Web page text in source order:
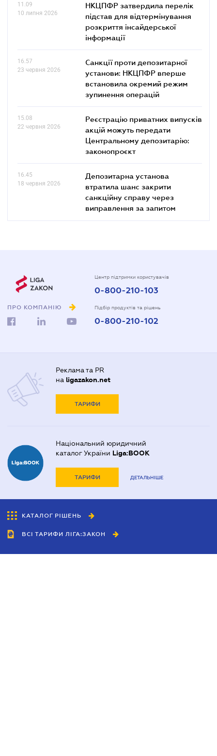
11.09
10 липня 2026
НКЦПФР затвердила перелік
підстав для відтермінування
розкриття інсайдерської
інформації
16.57
23 червня 2026
Санкції проти депозитарної
установи: НКЦПФР вперше
встановила окремий режим
зупинення операцій
15.08
22 червня 2026
Реєстрацію приватних випусків
акцій можуть передати
Центральному депозитарію:
законопроєкт
16.45
18 червня 2026
Депозитарна установа
втратила шанс закрити
санкційну справу через
виправлення за запитом
ПРО КОМПАНІЮ
Центр підтримки користувачів
0-800-210-103
Підбір продуктів та рішень
0-800-210-102
Реклама та PR
на ligazakon.net
ТАРИФИ
Національний юридичний
каталог України Liga:BOOK
ТАРИФИ ДЕТАЛЬНІШЕ
КАТАЛОГ РІШЕНЬ
ВСІ ТАРИФИ ЛІГА:ЗАКОН